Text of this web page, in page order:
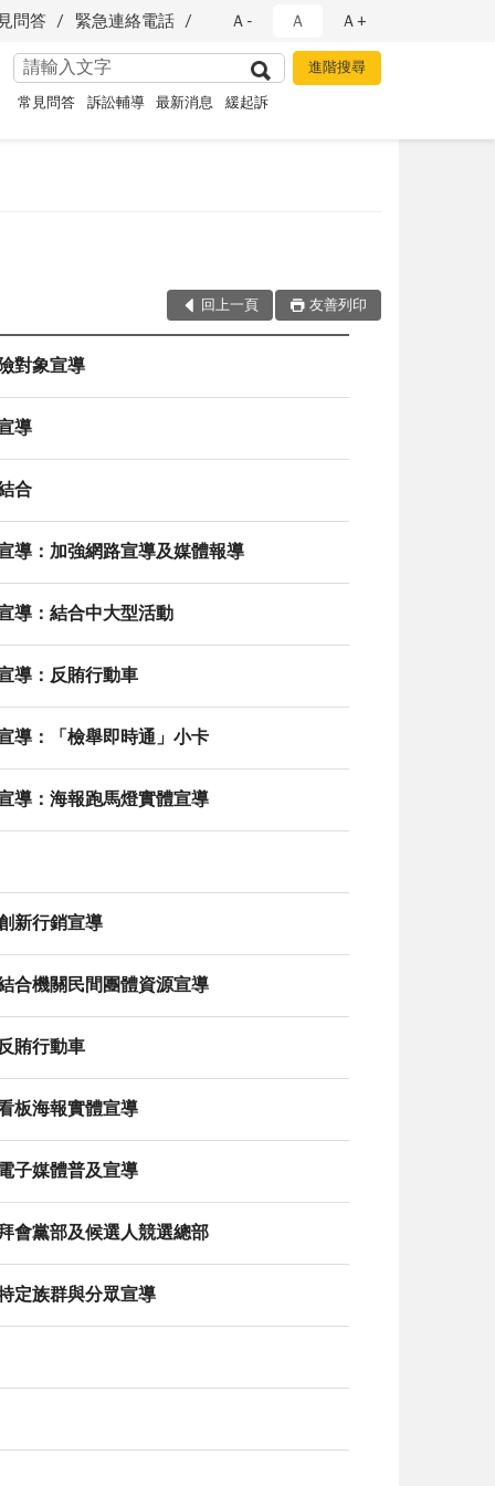
問答 緊急連絡電話 Ａ- Ａ Ａ+
常見問答 訴訟輔導 最新消息 緩起訴
回上一頁 友善列印
對象宣導
導
合
導：加強網路宣導及媒體報導
導：結合中大型活動
導：反賄行動車
導：「檢舉即時通」小卡
導：海報跑馬燈實體宣導
新行銷宣導
合機關民間團體資源宣導
賄行動車
板海報實體宣導
子媒體普及宣導
會黨部及候選人競選總部
定族群與分眾宣導